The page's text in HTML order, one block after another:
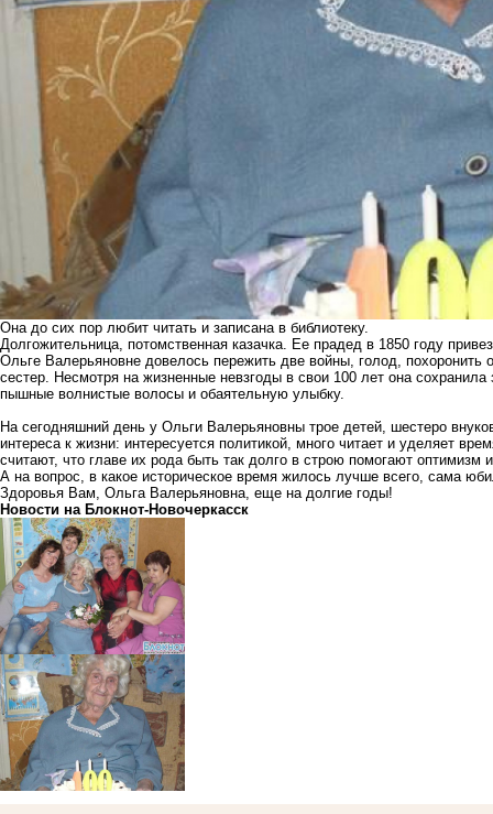
Она до сих пор любит читать и записана в библиотеку.
Долгожительница, потомственная казачка. Ее прадед в 1850 году
Ольге Валерьяновне довелось пережить две войны, голод, похоронить
сестер. Несмотря на жизненные невзгоды в свои 100 лет она
пышные волнистые волосы и обаятельную улыбку.
На сегодняшний день у Ольги Валерьяновны трое детей, шестеро
интереса к жизни: интересуется политикой, много читает и уделяет
считают, что главе их рода быть так долго в строю помогают оптимизм
А на вопрос, в какое историческое время жилось лучше всего, сама
Здоровья Вам, Ольга Валерьяновна, еще на долгие годы!
Новости на Блoкнoт-Новочеркасск